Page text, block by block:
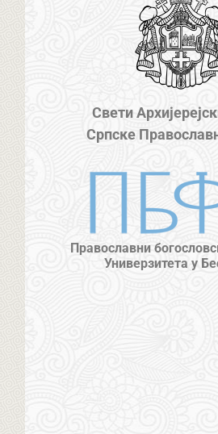
Свети
Српске
Православни
Универзитета у